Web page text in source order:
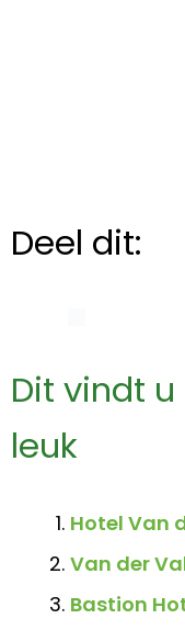
Deel dit:
Dit vindt
leuk
Hotel Van
Van der
Bastion